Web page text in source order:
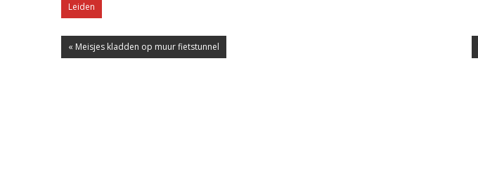
Leiden
« Meisjes kladden op muur fietstunnel